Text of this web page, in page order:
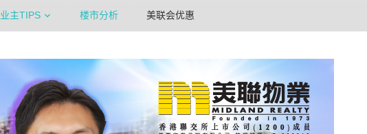
业主TIPS 楼市分析 美联会优惠